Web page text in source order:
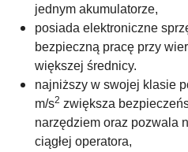
jednym akumulatorze,
posiada elektroniczne
bezpieczną pracę przy
większej średnicy.
najniższy w swojej klasie
m/s2 zwiększa
narzędziem oraz pozwala
ciągłej operatora,